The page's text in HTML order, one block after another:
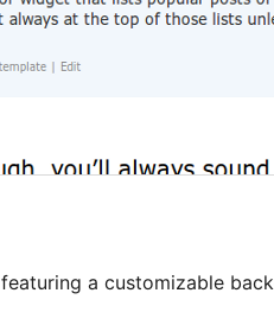
a customizable